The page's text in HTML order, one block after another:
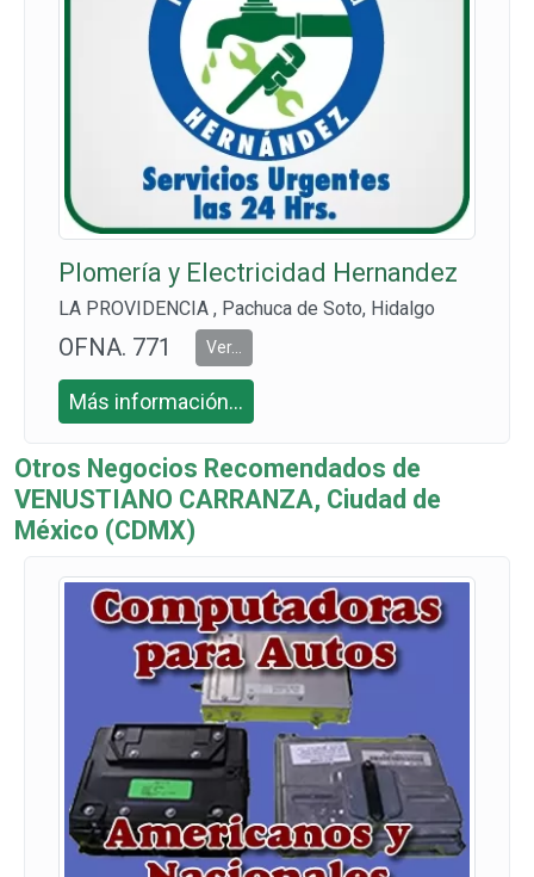
Plomería y Electricidad Hernandez
LA PROVIDENCIA , Pachuca de Soto, Hidalgo
OFNA. 771
693 9166 C
EL: 771 216
4534
Ver...
Más información...
Otros Negocios Recomendados de
VENUSTIANO CARRANZA, Ciudad de
México (CDMX)